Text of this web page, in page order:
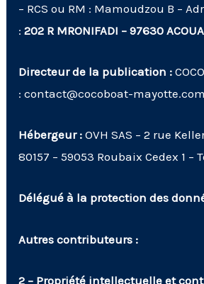
– RCS ou RM : Mamoudzou B –
:202 R MRONIFADI – 97630 ACOUA
Directeur de la publication :
: contact@cocoboat-mayotte.com
Hébergeur : OVH SAS – 2 rue
80157 – 59053 Roubaix Cedex 1 –
Délégué à la protection des
Autres contributeurs :
2 – Propriété intellectuelle et